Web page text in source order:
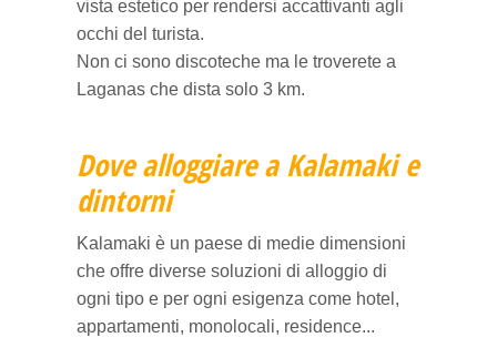
vista estetico per rendersi accattivanti agli
occhi del turista.
Non ci sono discoteche ma le troverete a
Laganas che dista solo 3 km.
Dove alloggiare a Kalamaki e
dintorni
Kalamaki è un paese di medie dimensioni
che offre diverse soluzioni di alloggio di
ogni tipo e per ogni esigenza come hotel,
appartamenti, monolocali, residence...